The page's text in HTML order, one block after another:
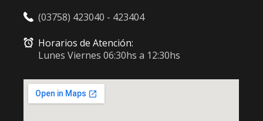
(03758) 423040 - 423404
Horarios de Atención:
Lunes Viernes 06:30hs a 12:30hs